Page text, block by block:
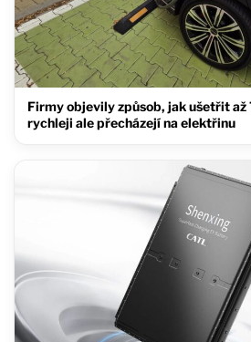
Firmy objevily způsob, jak ušetřit až
rychleji ale přecházejí na elektřinu